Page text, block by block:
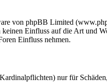
von phpBB Limited
Einfluss auf die Art und
Einfluss nehmen.
nur für